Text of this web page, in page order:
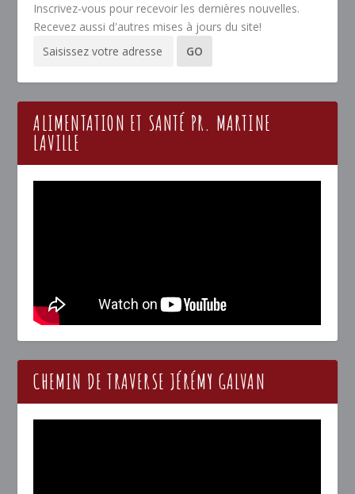
Inscrivez-vous pour recevoir les dernières nouvelles.
Recevez aussi d'autres mises à jours du site!
ALIMENTATION ET SANTÉ PR. MARTINE
LAVILLE
CHEMIN DE TRAVERSE JÉRÉMY GALVAN